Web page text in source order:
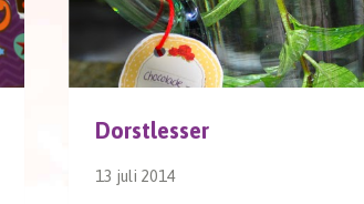
Dorstlesser
13 juli 2014